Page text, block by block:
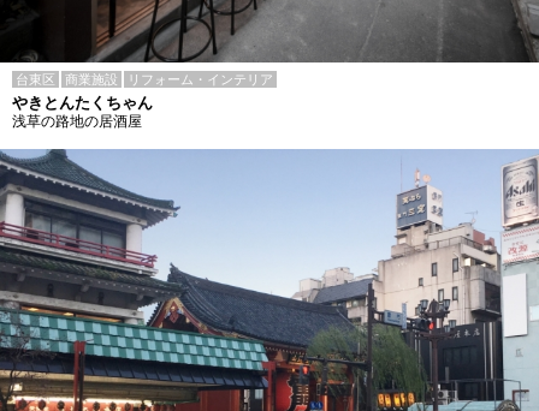
台東区 商業施設 リフォーム・インテリア
やきとんたくちゃん
浅草の路地の居酒屋